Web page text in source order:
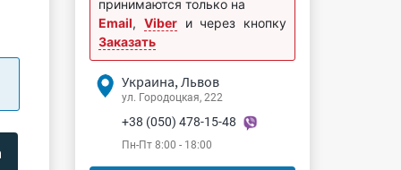
принимаются только на
Email, Viberи через кнопку
Заказать
Украина, Львов
ул. Городоцкая, 222
+38 (050) 478-15-48
Пн-Пт 8:00 - 18:00